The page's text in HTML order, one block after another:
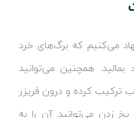
می‌کنیم که برگ‌های خرد
همچنین می‌توانید
ترکیب کرده و درون فریزر
یخ زدن می‌توانید آن را به